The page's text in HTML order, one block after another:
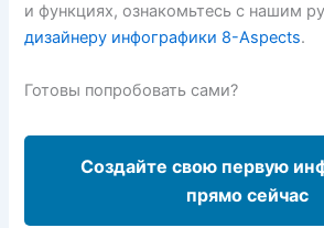
и функциях, ознакомьтесь с нашим
дизайнеру инфографики 8-Aspects.
Готовы попробовать сами?
Создайте свою первую
прямо сейчас